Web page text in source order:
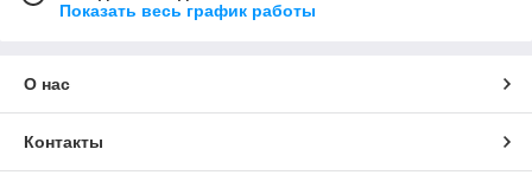
Показать весь график работы
О нас
Контакты